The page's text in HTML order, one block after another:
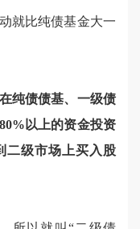
就比纯债基金大一
纯债债基、一级债
以上的资金投资
二级市场上买入股